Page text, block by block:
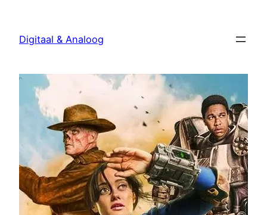
Digitaal & Analoog